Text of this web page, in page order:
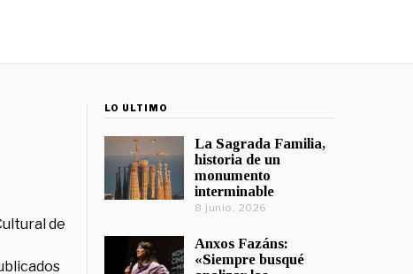
de
LO ÚLTIMO
La Sagrada Familia,
historia de un
monumento
interminable
8 junio, 2026
Anxos Fazáns:
«Siempre busqué